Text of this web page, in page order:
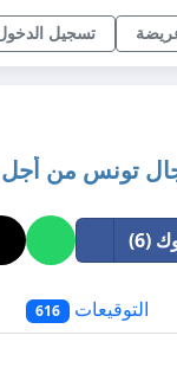
تسجيل
تونس من أجل
(6)
التوقيعات 616